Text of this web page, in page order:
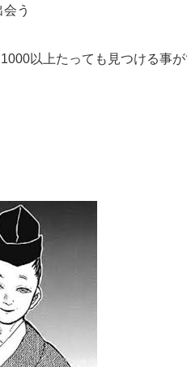
う
以上たっても見つける事が